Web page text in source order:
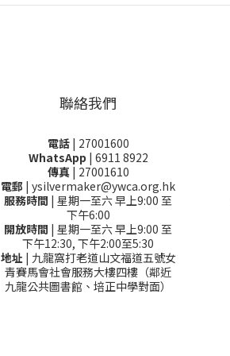
聯絡我們
電話 | 27001600
WhatsApp | 6911 8922
傳真| 27001610
電郵 | ysilvermaker@ywca.org.hk
服務時間 | 星期一至六 早上9:00 至
下午6:00
開放時間 | 星期一至六 早上9:00 至
下午12:30, 下午2:00至5:30
地址 | 九龍窩打老道山文福道五號女
青賽馬會社會服務大樓四樓（鄰近
九龍公共圖書館、培正中學對面）